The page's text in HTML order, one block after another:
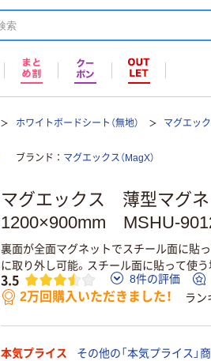
ホワイトボードシート（無地） マグエッ
ブランド マグエックス（MagX）
マグエックス 薄型マグネ
1200×900mm MSHU-
裏面が全面マグネットでスチール面に貼
に取り外し可能。スチール面に貼って使
3.5 8件の評価
2万回購入いただきました！ ラン
本気プライス その他の「本気プライス」